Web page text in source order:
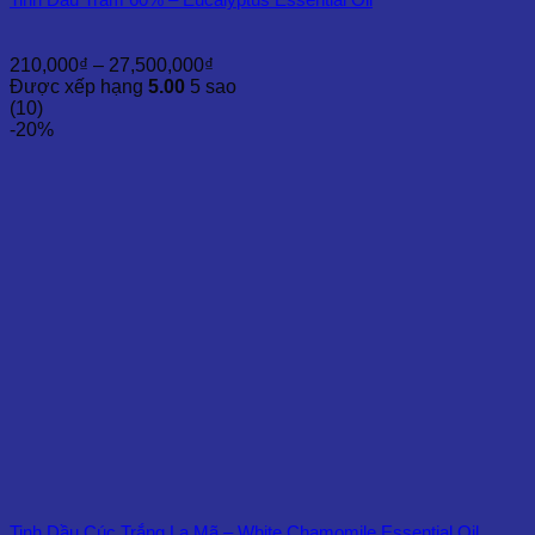
210,000₫ – 27,500,000₫
giá:
Được xếp hạng 5.00 5 sao
(10)
-20%